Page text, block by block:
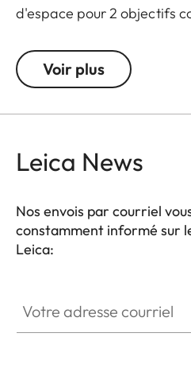
d'espace pour 2 objectifs
stylé mais discret, il peut
universel pour un usage au
Voir plus
Leica News
Nos envois par courriel
constamment informé sur
Leica: